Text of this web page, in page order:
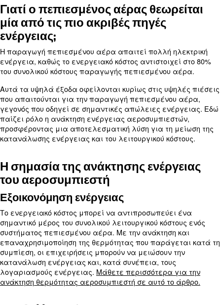
πολλές εφαρμογές. Ωστόσο, η κατανάλωση
συστημάτων πεπιεσμένου αέρα μπορεί να
πρόβλημα για τους κατασκευαστές, καθώς ο
αέρας είναι συχνά η πιο ακριβή πηγή ενέργειας.
ιστολόγιο παρέχει πληροφορίες σχετικά με
ρεύματος των συστημάτων πεπιεσμένου αέρα
βελτιστοποίησης της αποδοτικότητάς τους.
Γιατί ο πεπιεσμένος αέρας
μία από τις πιο ακριβές πηγές
Η παραγωγή πεπιεσμένου αέρα απαιτεί πολλή
ενέργεια, καθώς το ενεργειακό κόστος
του συνολικού κόστους παραγωγής πεπιεσμένου
Αυτά τα υψηλά έξοδα οφείλονται κυρίως στις
που απαιτούνται για την παραγωγή
γεγονός που οδηγεί σε σημαντικές απώλειες
παίζει ρόλο η ανάκτηση ενέργειας
προσφέροντας μια αποτελεσματική λύση για τη
κατανάλωσης ενέργειας και του λειτουργικού